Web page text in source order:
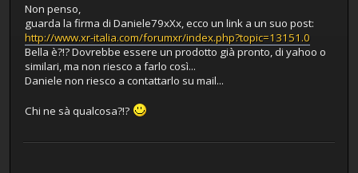
Non penso,
guarda la firma di Daniele79xXx, ecco un link a un suo post:
http://www.xr-italia.com/forumxr/index.php?topic=13151.0
Bella è?!? Dovrebbe essere un prodotto già pronto, di yahoo o
similari, ma non riesco a farlo così...
Daniele non riesco a contattarlo su mail...
Chi ne sà qualcosa?!?